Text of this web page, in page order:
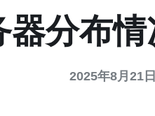
分布
2025年8月21日